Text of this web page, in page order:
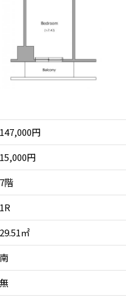
147,000円
15,000円
7階
1R
29.51㎡
南
無